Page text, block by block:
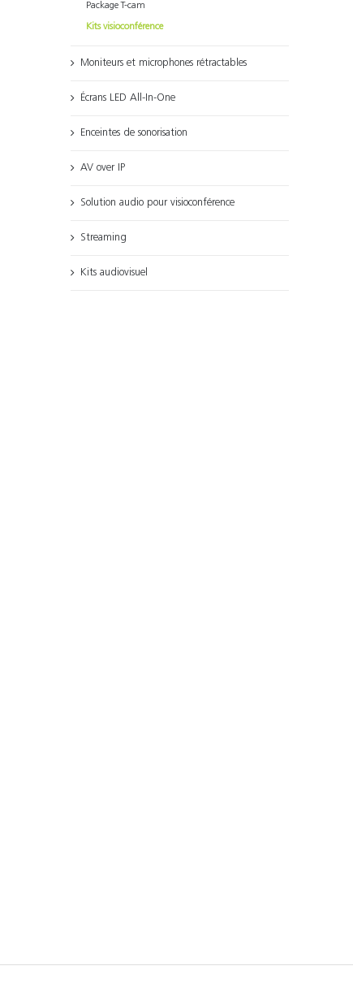
Package T-cam
Kits visioconférence
Moniteurs et microphones rétractables
Écrans LED All-In-One
Enceintes de sonorisation
AV over IP
Solution audio pour visioconférence
Streaming
Kits audiovisuel